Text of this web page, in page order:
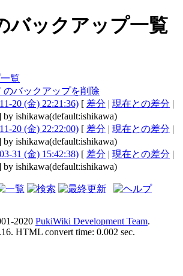
バックアップ一覧
覧
のバックアップを削除
20 (金) 22:21:36) [ 差分 | 現在との差分 |
by ishikawa(default:ishikawa)
20 (金) 22:22:00) [ 差分 | 現在との差分 |
by ishikawa(default:ishikawa)
31 (金) 15:42:38) [ 差分 | 現在との差分 |
by ishikawa(default:ishikawa)
2020 PukiWiki Development Team.
HTML convert time: 0.002 sec.